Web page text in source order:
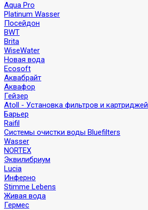
Aqua Pro
Platinum Wasser
Посейдон
BWT
Brita
WiseWater
Новая вода
Ecosoft
Аквабрайт
Аквафор
Гейзер
Atoll - Установка фильтров и картриджей
Барьер
Raifil
Системы очистки воды Bluefilters
Wasser
NORTEX
Эквилибриум
Lucia
Инферно
Stimme Lebens
Живая вода
Гермес